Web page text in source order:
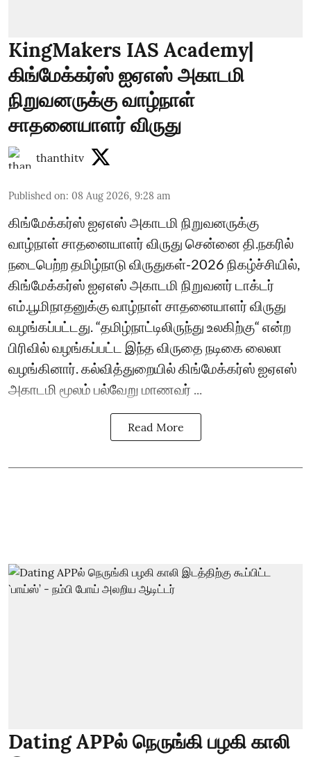
KingMakers IAS Academy|
கிங்மேக்கர்ஸ் ஐஏஎஸ் அகாடமி
நிறுவனருக்கு வாழ்நாள்
சாதனையாளர் விருது
thanthitv
Published on: 08 Aug 2026, 9:28 am
கிங்மேக்கர்ஸ் ஐஏஎஸ் அகாடமி நிறுவனருக்கு
வாழ்நாள் சாதனையாளர் விருது சென்னை தி.நகரில்
நடைபெற்ற தமிழ்நாடு விருதுகள்-2026 நிகழ்ச்சியில்,
கிங்மேக்கர்ஸ் ஐஏஎஸ் அகாடமி நிறுவனர் டாக்டர்
எம்.பூமிநாதனுக்கு வாழ்நாள் சாதனையாளர் விருது
வழங்கப்பட்டது. “தமிழ்நாட்டிலிருந்து உலகிற்கு“ என்ற
பிரிவில் வழங்கப்பட்ட இந்த விருதை நடிகை லைலா
வழங்கினார். கல்வித்துறையில் கிங்மேக்கர்ஸ் ஐஏஎஸ்
அகாடமி மூலம் பல்வேறு மாணவர் ...
Read More
Dating APPல் நெருங்கி பழகி காலி